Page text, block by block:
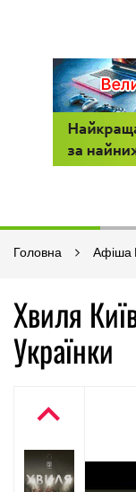
Головна Афіша
Хвиля
Українки